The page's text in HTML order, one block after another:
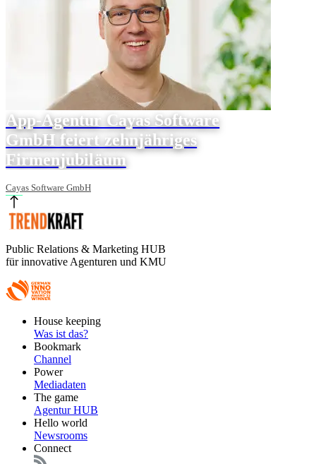
App-Agentur Cayas Software
GmbH feiert zehnjähriges
Firmenjubiläum
Cayas Software GmbH
Public Relations & Marketing HUB
für innovative Agenturen und KMU
FooterHouse keeping
Was ist das?
Bookmark
Channel
Power
Mediadaten
The game
Agentur HUB
Hello world
Newsrooms
Connect